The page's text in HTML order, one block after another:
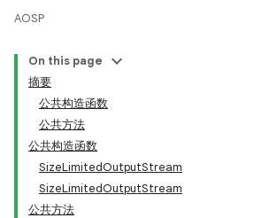
AOSP
On this page
摘要
公共构造函数
公共方法
公共构造函数
SizeLimitedOutputStream
SizeLimitedOutputStream
公共方法